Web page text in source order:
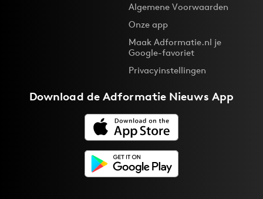
Algemene Voorwaarden
Onze app
Maak Adformatie.nl je
Google-favoriet
Privacyinstellingen
Download deAdformatie Nieuws App